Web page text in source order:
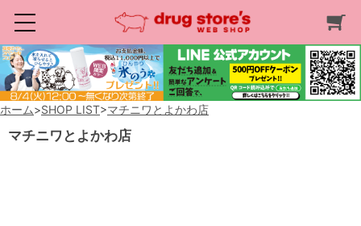
ホーム>SHOP LIST>マチニワとよかわ店
マチニワとよかわ店